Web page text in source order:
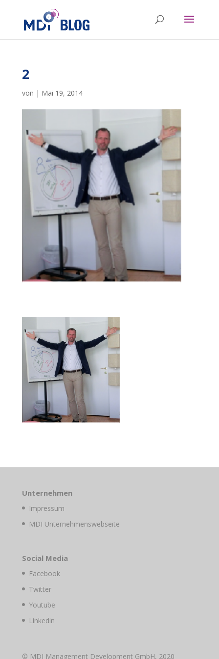
2
von | Mai 19, 2014
Unternehmen
Impressum
MDI Unternehmenswebseite
Social Media
Facebook
Twitter
Youtube
Linkedin
© MDI Management Development GmbH, 2020